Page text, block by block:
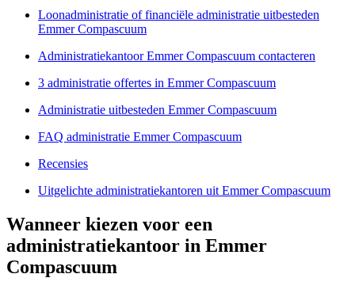
Loonadministratie of financiële administratie uitbesteden
Emmer Compascuum
Administratiekantoor Emmer Compascuum contacteren
3 administratie offertes in Emmer Compascuum
Administratie uitbesteden Emmer Compascuum
FAQ administratie Emmer Compascuum
Recensies
Uitgelichte administratiekantoren uit Emmer Compascuum
Wanneer kiezen voor een
administratiekantoor in Emmer
Compascuum